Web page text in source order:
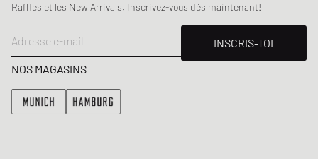
Raffles et les New Arrivals. Inscrivez-vous dès maintenant!
Adresse e-mail
INSCRIS-TOI
NOS MAGASINS